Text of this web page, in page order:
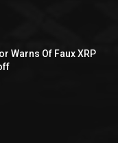
Warns Of Faux XRP